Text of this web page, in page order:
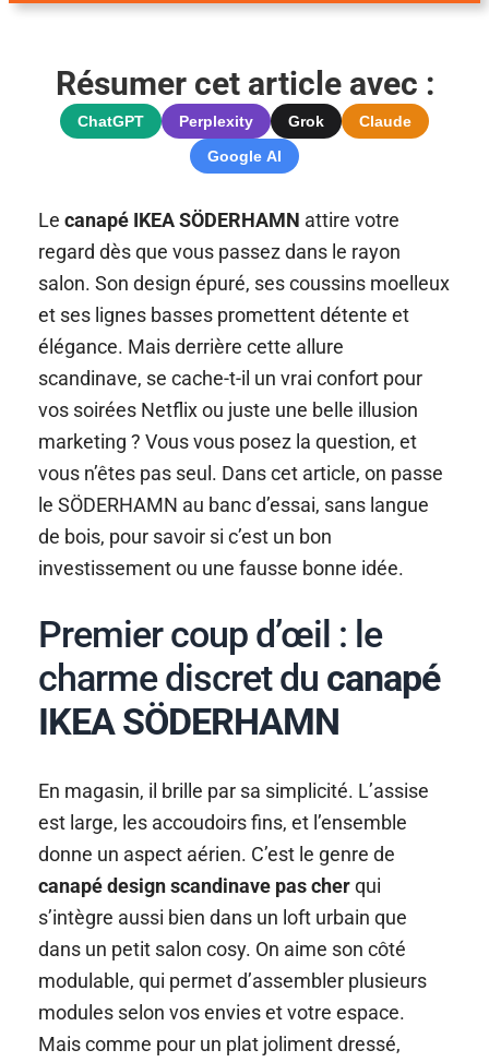
Résumer cet article avec :
ChatGPT Perplexity Grok
Claude
Google AI
Lecanapé IKEA SÖDERHAMN attire votre
regard dès que vous passez dans le rayon
salon. Son design épuré, ses coussins moelleux
et ses lignes basses promettent détente et
élégance. Mais derrière cette allure
scandinave, se cache-t-il un vrai confort pour
vos soirées Netflix ou juste une belle illusion
marketing ? Vous vous posez la question, et
vous n’êtes pas seul. Dans cet article, on passe
le SÖDERHAMN au banc d’essai, sans langue
de bois, pour savoir si c’est un bon
investissement ou une fausse bonne idée.
Premier coup d’œil : le
charme discret du canapé
IKEA SÖDERHAMN
En magasin, il brille par sa simplicité. L’assise
est large, les accoudoirs fins, et l’ensemble
donne un aspect aérien. C’est le genre de
canapé design scandinave pas cherqui
s’intègre aussi bien dans un loft urbain que
dans un petit salon cosy. On aime son côté
modulable, qui permet d’assembler plusieurs
modules selon vos envies et votre espace.
Mais comme pour un plat joliment dressé,